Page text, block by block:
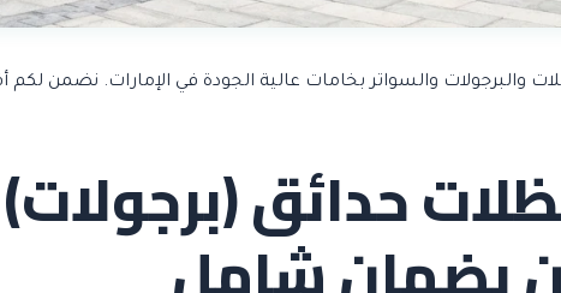
والبرجولات والسواتر بخامات عالية الجودة في الإمارات. نضمن
حدائق